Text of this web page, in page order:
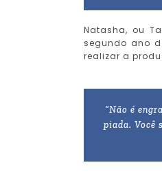
Natasha, ou
segundo ano
realizar a
“Não é
piada. Você